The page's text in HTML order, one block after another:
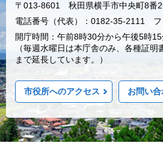
〒013-8601 秋田県横手市中央町8番
電話番号（代表）：0182-35-2111 フ
開庁時間：午前8時30分から午後5時
（毎週水曜日は本庁舎のみ、各種証
まで延長しています。）
市役所へのアクセス お問い